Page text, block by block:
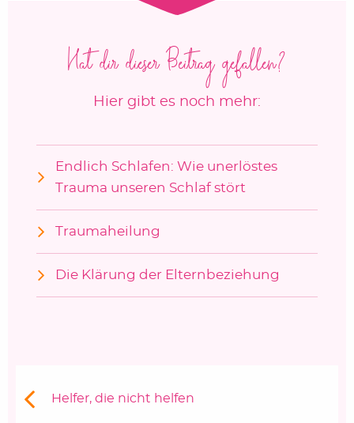
Hat dir dieser Beitrag gefallen?
Hier gibt es noch mehr:
Endlich Schlafen: Wie unerlöstes
Trauma unseren Schlaf stört
Traumaheilung
Die Klärung der Elternbeziehung
Vorheriger Beitrag:
Helfer, die nicht helfen